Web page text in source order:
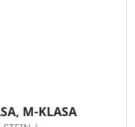
M-KLASA